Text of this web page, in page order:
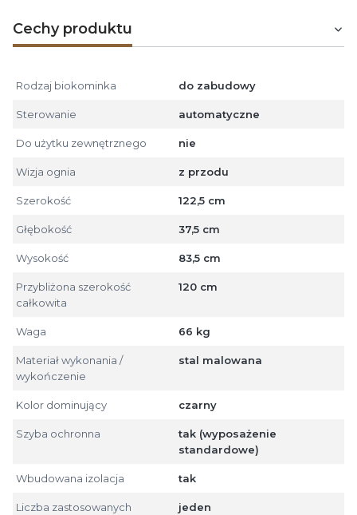
Cechy produktu
Rodzaj biokominka do zabudowy
Sterowanie automatyczne
Do użytku zewnętrznego nie
Wizja ognia z przodu
Szerokość 122,5 cm
Głębokość 37,5 cm
Wysokość 83,5 cm
Przybliżona szerokość
całkowita
120 cm
Waga 66 kg
Materiał wykonania /
wykończenie
stal malowana
Kolor dominujący czarny
Szyba ochronna
tak (wyposażenie
standardowe)
Wbudowana izolacja tak
Liczba zastosowanych
jeden